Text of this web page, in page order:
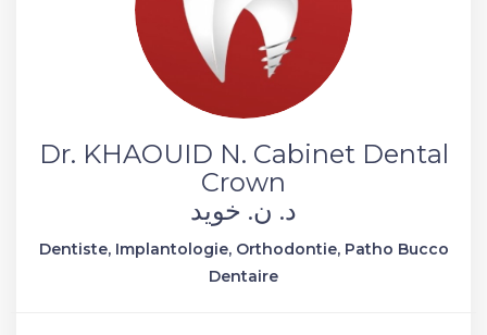
Dr. KHAOUID N. Cabinet Dental
Crown
د. ن. خويد
Dentiste, Implantologie, Orthodontie, Patho Bucco
Dentaire